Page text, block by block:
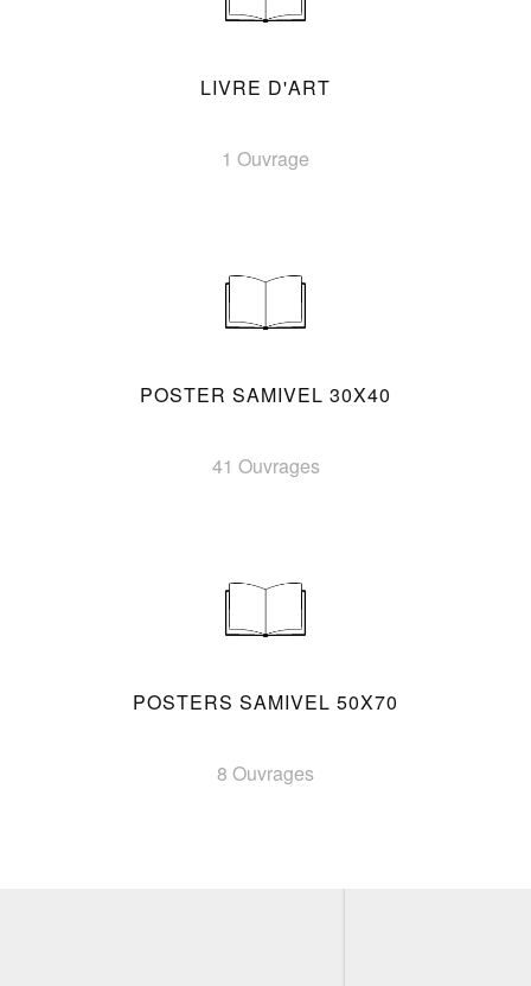
LIVRE D'ART
1 Ouvrage
POSTER SAMIVEL 30X40
41 Ouvrages
POSTERS SAMIVEL 50X70
8 Ouvrages